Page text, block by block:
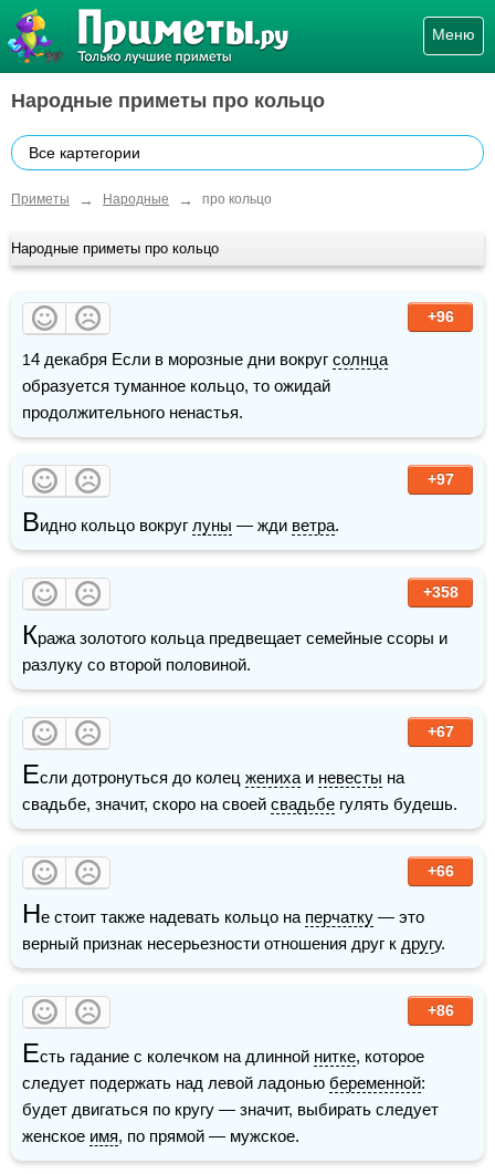
Меню
Народные приметы про кольцо
Все картегории
Приметы → Народные → про кольцо
Народные приметы про кольцо
+96
14 декабря Если в морозные дни вокруг солнца
образуется туманное кольцо, то ожидай
продолжительного ненастья.
+97
Видно кольцо вокруг луны — жди ветра.
+358
Кража золотого кольца предвещает семейные ссоры и
разлуку со второй половиной.
+67
Если дотронуться до колец жениха и невесты на
свадьбе, значит, скоро на своей свадьбе гулять будешь.
+66
Не стоит также надевать кольцо на перчатку — это
верный признак несерьезности отношения друг к другу.
+86
Есть гадание с колечком на длинной нитке, которое
следует подержать над левой ладонью беременной:
будет двигаться по кругу — значит, выбирать следует
женское имя, по прямой — мужское.